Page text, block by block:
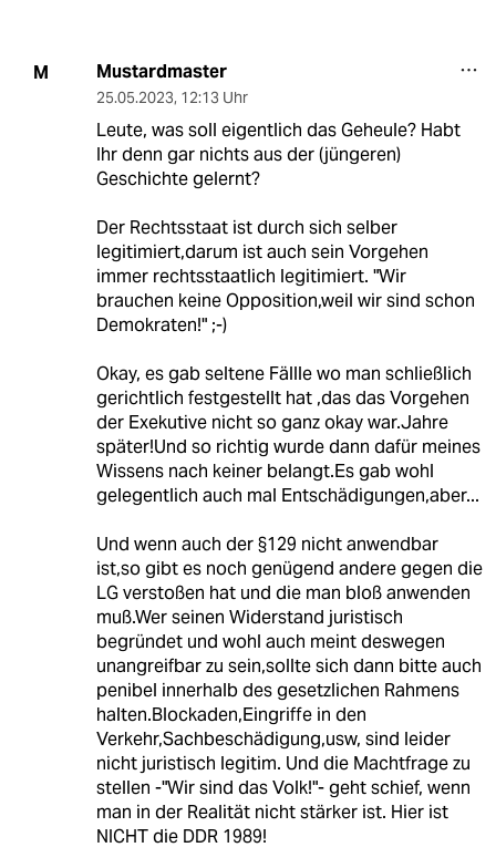
M Mustardmaster
25.05.2023, 12:13 Uhr
Leute, was soll eigentlich das Geheule? Habt
Ihr denn gar nichts aus der (jüngeren)
Geschichte gelernt?
Der Rechtsstaat ist durch sich selber
legitimiert,darum ist auch sein Vorgehen
immer rechtsstaatlich legitimiert. "Wir
brauchen keine Opposition,weil wir sind schon
Demokraten!" ;-)
Okay, es gab seltene Fällle wo man schließlich
gerichtlich festgestellt hat ,das das Vorgehen
der Exekutive nicht so ganz okay war.Jahre
später!Und so richtig wurde dann dafür meines
Wissens nach keiner belangt.Es gab wohl
gelegentlich auch mal Entschädigungen,aber...
Und wenn auch der §129 nicht anwendbar
ist,so gibt es noch genügend andere gegen die
LG verstoßen hat und die man bloß anwenden
muß.Wer seinen Widerstand juristisch
begründet und wohl auch meint deswegen
unangreifbar zu sein,sollte sich dann bitte auch
penibel innerhalb des gesetzlichen Rahmens
halten.Blockaden,Eingriffe in den
Verkehr,Sachbeschädigung,usw, sind leider
nicht juristisch legitim. Und die Machtfrage zu
stellen -"Wir sind das Volk!"- geht schief, wenn
man in der Realität nicht stärker ist. Hier ist
NICHT die DDR 1989!